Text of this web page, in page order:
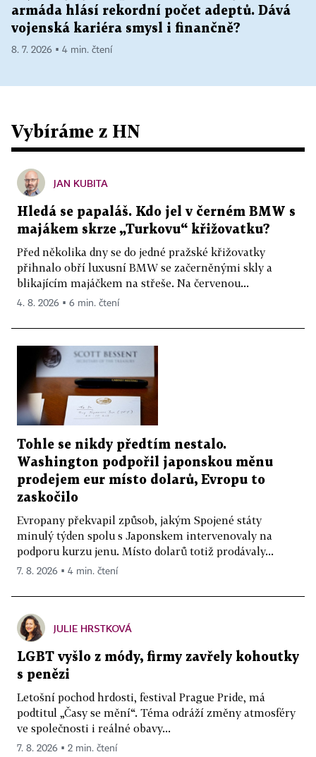
armáda hlásí rekordní počet adeptů. Dává
vojenská kariéra smysl i finančně?
8. 7. 2026 ▪ 4 min. čtení
Vybíráme z HN
JAN KUBITA
Hledá se papaláš. Kdo jel v černém BMW s
majákem skrze „Turkovu“ křižovatku?
Před několika dny se do jedné pražské křižovatky
přihnalo obří luxusní BMW se začerněnými skly a
blikajícím majáčkem na střeše. Na červenou...
4. 8. 2026 ▪ 6 min. čtení
Tohle se nikdy předtím nestalo.
Washington podpořil japonskou měnu
prodejem eur místo dolarů, Evropu to
zaskočilo
Evropany překvapil způsob, jakým Spojené státy
minulý týden spolu s Japonskem intervenovaly na
podporu kurzu jenu. Místo dolarů totiž prodávaly...
7. 8. 2026 ▪ 4 min. čtení
JULIE HRSTKOVÁ
LGBT vyšlo z módy, firmy zavřely kohoutky
s penězi
Letošní pochod hrdosti, festival Prague Pride, má
podtitul „Časy se mění“. Téma odráží změny atmosféry
ve společnosti i reálné obavy...
7. 8. 2026 ▪ 2 min. čtení